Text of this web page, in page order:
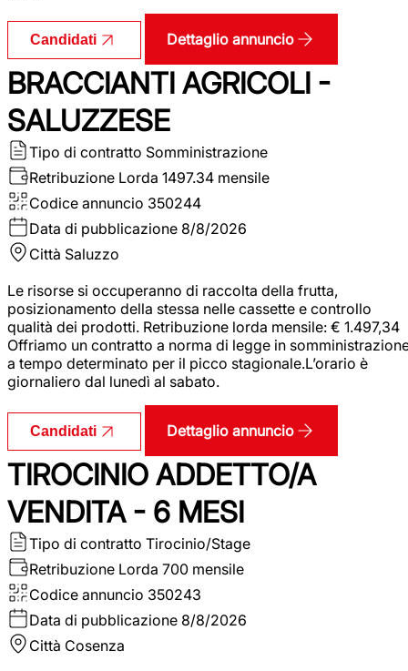
Candidati Dettaglio annuncio
BRACCIANTI AGRICOLI -
SALUZZESE
Tipo di contratto Somministrazione
Retribuzione Lorda 1497.34 mensile
Codice annuncio 350244
Data di pubblicazione 8/8/2026
Città Saluzzo
Le risorse si occuperanno di raccolta della frutta,
posizionamento della stessa nelle cassette e controllo
qualità dei prodotti. Retribuzione lorda mensile: € 1.497,34
Offriamo un contratto a norma di legge in
a tempo determinato per il picco stagionale.L’orario è
giornaliero dal lunedì al sabato.
Candidati Dettaglio annuncio
TIROCINIO ADDETTO/A
VENDITA - 6 MESI
Tipo di contratto Tirocinio/Stage
Retribuzione Lorda 700 mensile
Codice annuncio 350243
Data di pubblicazione 8/8/2026
Città Cosenza